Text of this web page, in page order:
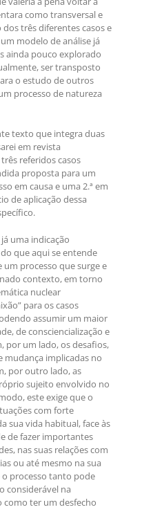
como transversal e
três diferentes casos e
modelo de análise já
ainda pouco explorado
ser transposto
o estudo de outros
processo de natureza
texto que integra duas
em revista
referidos casos
proposta para um
em causa e uma 2.ª em
de aplicação dessa
uma indicação
que aqui se entende
processo que surge e
contexto, em torno
nuclear
para os casos
assumir um maior
de consciencialização e
por um lado, os desafios,
mudança implicadas no
por outro lado, as
sujeito envolvido no
este exige que o
com forte
sua vida habitual, face às
de fazer importantes
nas suas relações com
ou até mesmo na sua
processo tanto pode
considerável na
ter um desfecho